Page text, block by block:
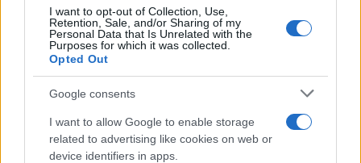
I want to opt-out of Collection, Use,
Retention, Sale, and/or Sharing of my
Personal Data that Is Unrelated with the
Purposes for which it was collected.
Opted Out
Google consents
I want to allow Google to enable storage
related to advertising like cookies on web or
device identifiers in apps.
nemškem in angleškem jeziku imenuje tako – Sonntag,
Sunday.
1 mesec brezplačno! Preizkusi zdaj
V stoletjih zgodovine, pa vse do danes, je potem